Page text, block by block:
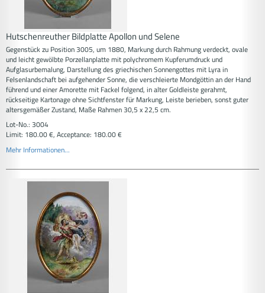
Hutschenreuther Bildplatte Apollon und Selene
Gegenstück zu Position 3005, um 1880, Markung durch Rahmung verdeckt, ovale
und leicht gewölbte Porzellanplatte mit polychromem Kupferumdruck und
Aufglasurbemalung, Darstellung des griechischen Sonnengottes mit Lyra in
Felsenlandschaft bei aufgehender Sonne, die verschleierte Mondgöttin an der Hand
führend und einer Amorette mit Fackel folgend, in alter Goldleiste gerahmt,
rückseitige Kartonage ohne Sichtfenster für Markung, Leiste berieben, sonst guter
altersgemäßer Zustand, Maße Rahmen 30,5 x 22,5 cm.
Lot-No.: 3004
Limit: 180.00 €, Acceptance: 180.00 €
Mehr Informationen...